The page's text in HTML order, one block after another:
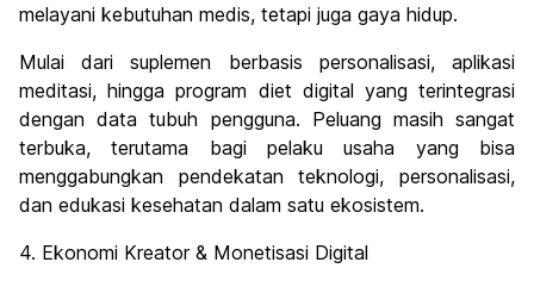
melayani kebutuhan medis, tetapi juga gaya hidup.
Mulai dari suplemen berbasis personalisasi, aplikasi
meditasi, hingga program diet digital yang terintegrasi
dengan data tubuh pengguna. Peluang masih sangat
terbuka, terutama bagi pelaku usaha yang bisa
menggabungkan pendekatan teknologi, personalisasi,
dan edukasi kesehatan dalam satu ekosistem.
4. Ekonomi Kreator & Monetisasi Digital